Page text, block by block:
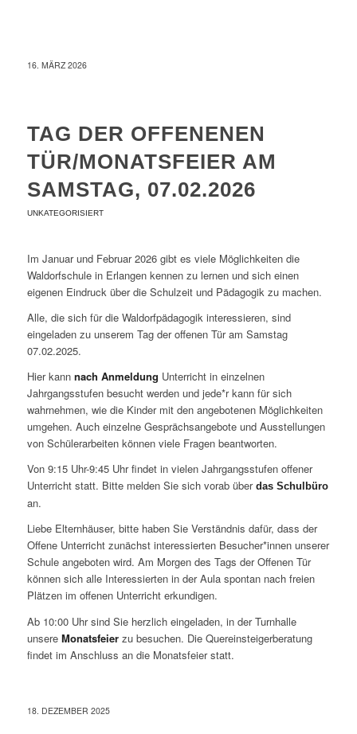
16. MÄRZ 2026
TAG DER OFFENENEN
TÜR/MONATSFEIER AM
SAMSTAG, 07.02.2026
UNKATEGORISIERT
Im Januar und Februar 2026 gibt es viele Möglichkeiten die
Waldorfschule in Erlangen kennen zu lernen und sich einen
eigenen Eindruck über die Schulzeit und Pädagogik zu machen.
Alle, die sich für die Waldorfpädagogik interessieren, sind
eingeladen zu unserem Tag der offenen Tür am Samstag
07.02.2025.
Hier kann nach Anmeldung Unterricht in einzelnen
Jahrgangsstufen besucht werden und jede*r kann für sich
wahrnehmen, wie die Kinder mit den angebotenen Möglichkeiten
umgehen. Auch einzelne Gesprächsangebote und Ausstellungen
von Schülerarbeiten können viele Fragen beantworten.
Von 9:15 Uhr-9:45 Uhr findet in vielen Jahrgangsstufen offener
Unterricht statt. Bitte melden Sie sich vorab über das Schulbüro
an.
Liebe Elternhäuser, bitte haben Sie Verständnis dafür, dass der
Offene Unterricht zunächst interessierten Besucher*innen unserer
Schule angeboten wird. Am Morgen des Tags der Offenen Tür
können sich alle Interessierten in der Aula spontan nach freien
Plätzen im offenen Unterricht erkundigen.
Ab 10:00 Uhr sind Sie herzlich eingeladen, in der Turnhalle
unsere Monatsfeierzu besuchen. Die Quereinsteigerberatung
findet im Anschluss an die Monatsfeier statt.
18. DEZEMBER 2025